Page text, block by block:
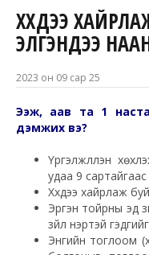
ХҮҮХДЭЭ
ЭЛГЭНДЭЭ
2023 он 09 сар 25
Ээж, аав та 1
дэмжих вэ?
Үргэлжлүүлэн
удаа 9
Хүүхдээ хайрлаж
Эргэн тойрны эд
зүйл нэртэй
Энгийн тоглоом